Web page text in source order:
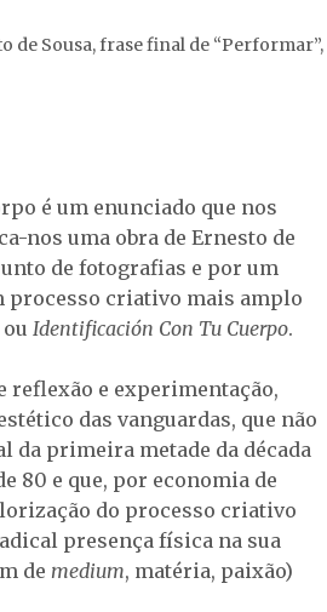
de Sousa, frase final de “Performar”,
é um enunciado que nos
nos uma obra de Ernesto de
de fotografias e por um
processo criativo mais amplo
ou Identificación Con Tu Cuerpo.
reflexão e experimentação,
das vanguardas, que não
da primeira metade da década
80 e que, por economia de
do processo criativo
presença física na sua
de medium, matéria, paixão)